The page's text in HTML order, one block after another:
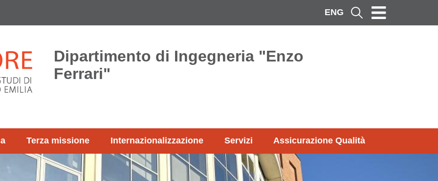
ENG Cerca
Dipartimento di Ingegneria "Enzo
Ferrari"
Terza missione Internazionalizzazione Servizi
Assicurazione Qualità